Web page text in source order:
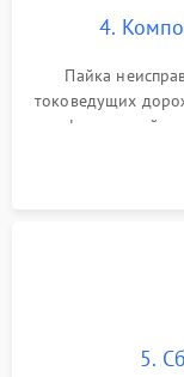
4.
Пайка
токоведущих
инфракрасной
BIOS или
5.